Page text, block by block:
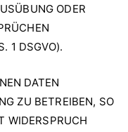
ODER
1 DSGVO).
DATEN
ZU BETREIBEN, SO
WIDERSPRUCH